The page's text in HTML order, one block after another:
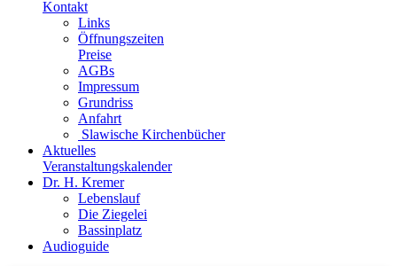
Kontakt
Links
Öffnungszeiten
Preise
AGBs
Impressum
Grundriss
Anfahrt
Slawische Kirchenbücher
Aktuelles
Veranstaltungskalender
Dr. H. Kremer
Lebenslauf
Die Ziegelei
Bassinplatz
Audioguide